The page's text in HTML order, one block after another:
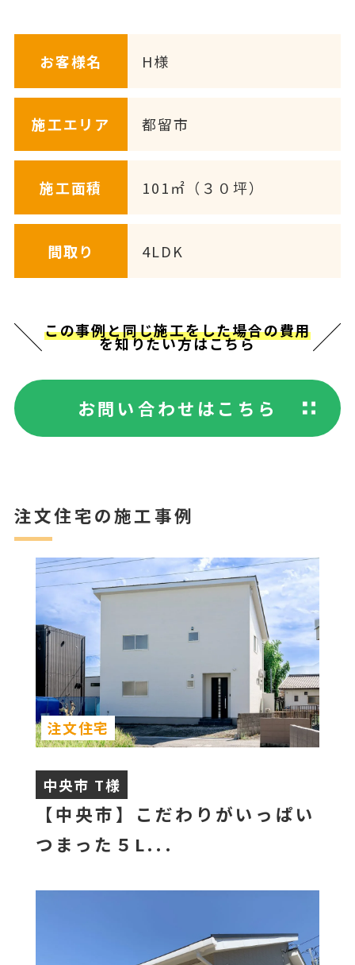
お客様名 H様
施工エリア 都留市
施工面積 101㎡（３０坪）
間取り 4LDK
この事例と同じ施工をした場合の費用
を知りたい方はこちら
お問い合わせはこちら
注文住宅の施工事例
中央市 T様
【中央市】こだわりがいっぱい
つまった５L...
注文住宅